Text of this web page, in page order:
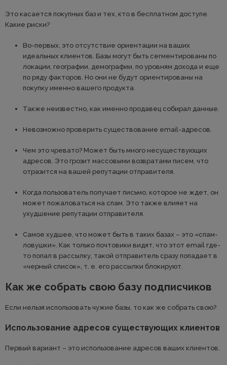
Это касается покупных баз и тех, кто в бесплатном доступе.
Какие риски?
Во-первых, это отсутствие ориентации на ваших
идеальных клиентов. Базы могут быть сегментированы по
локации, географии, демографии, по уровням дохода и еще
по ряду факторов. Но они не будут ориентированы на
покупку именно вашего продукта.
Также неизвестно, как именно продавец собирал данные.
Невозможно проверить существование email-адресов.
Чем это чревато? Может быть много несуществующих
адресов. Это грозит массовыми возвратами писем, что
отразится на вашей репутации отправителя.
Когда пользователь получает письмо, которое не ждет, он
может пожаловаться на спам. Это также влияет на
ухудшение репутации отправителя.
Самое худшее, что может быть в таких базах – это «спам-
ловушки». Как только почтовики видят, что этот email где-
то попал в рассылку, такой отправитель сразу попадает в
«черный список», т. е. его рассылки блокируют.
Как же собрать свою базу подписчиков
Если нельзя использовать чужие базы, то как же собрать свою?
Использование адресов существующих клиентов
Первый вариант – это использование адресов ваших клиентов.